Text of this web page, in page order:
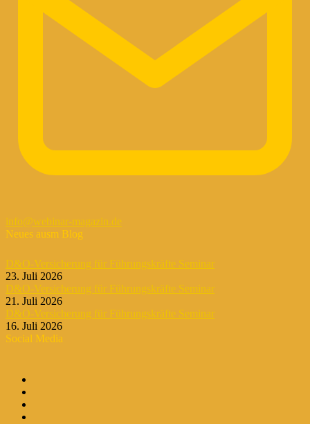
info@webinar-magazin.de
Neues ausm Blog
D&O-Versicherung für Führungskräfte Seminar
23. Juli 2026
D&O-Versicherung für Führungskräfte Seminar
21. Juli 2026
D&O-Versicherung für Führungskräfte Seminar
16. Juli 2026
Social Media